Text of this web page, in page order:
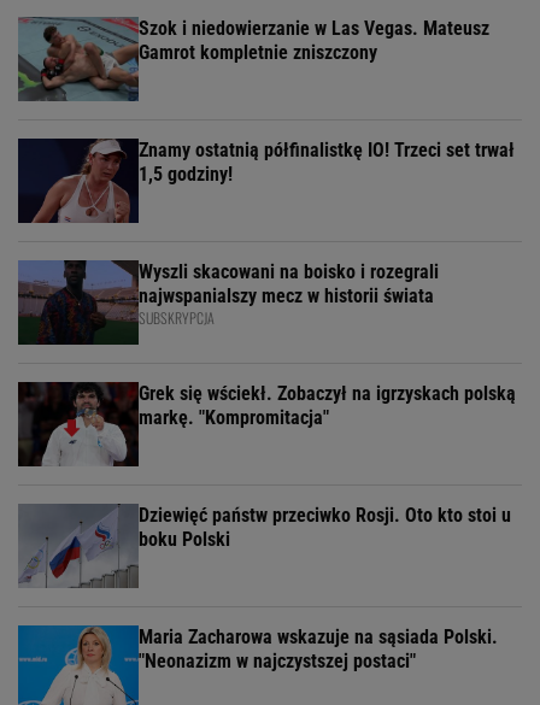
Szok i niedowierzanie w Las Vegas. Mateusz
Gamrot kompletnie zniszczony
Znamy ostatnią półfinalistkę IO! Trzeci set trwał
1,5 godziny!
Wyszli skacowani na boisko i rozegrali
najwspanialszy mecz w historii świata
SUBSKRYPCJA
Grek się wściekł. Zobaczył na igrzyskach polską
markę. "Kompromitacja"
Dziewięć państw przeciwko Rosji. Oto kto stoi u
boku Polski
Maria Zacharowa wskazuje na sąsiada Polski.
"Neonazizm w najczystszej postaci"